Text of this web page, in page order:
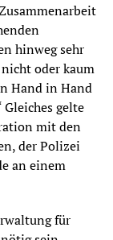
hinweg sehr
oder kaum
Hand in Hand
gelte
mit den
der Polizei
an einem
für